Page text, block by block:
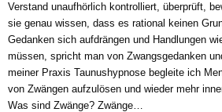
Verstand unaufhörlich kontrolliert, überprüft,
sie genau wissen, dass es rational keinen
Gedanken sich aufdrängen und Handlungen
müssen, spricht man von Zwangsgedanken
meiner Praxis Taunushypnose begleite ich
von Zwängen aufzulösen und wieder mehr
Was sind Zwänge? Zwänge…